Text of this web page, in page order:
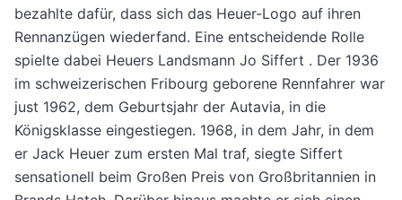
bezahlte dafür, dass sich das Heuer-Logo auf ihren
Rennanzügen wiederfand. Eine entscheidende Rolle
spielte dabei Heuers Landsmann Jo Siffert . Der 1936
im schweizerischen Fribourg geborene Rennfahrer war
just 1962, dem Geburtsjahr der Autavia, in die
Königsklasse eingestiegen. 1968, in dem Jahr, in dem
er Jack Heuer zum ersten Mal traf, siegte Siffert
sensationell beim Großen Preis von Großbritannien in